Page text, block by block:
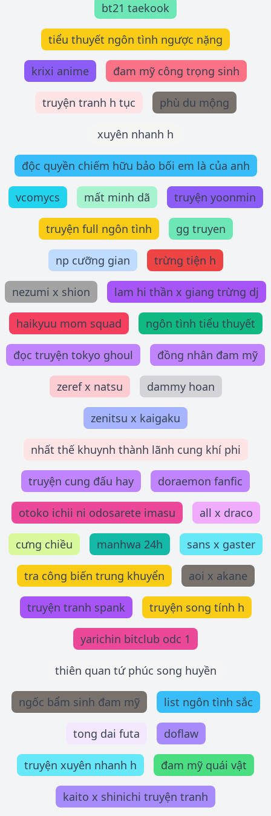
bt21 taekook
tiểu thuyết ngôn tình ngược nặng
krixi anime đam mỹ công trọng sinh
truyện tranh h tục phù du mộng
xuyên nhanh h
độc quyền chiếm hữu bảo bối em là của anh
vcomycs mất minh dã truyện yoonmin
truyện full ngôn tình gg truyen
np cưỡng gian trừng tiện h
nezumi x shion lam hi thần x giang trừng dj
haikyuu mom squad ngôn tình tiểu thuyết
đọc truyện tokyo ghoul đồng nhân đam mỹ
zeref x natsu dammy hoan
zenitsu x kaigaku
nhất thế khuynh thành lãnh cung khí phi
truyện cung đấu hay doraemon fanfic
otoko ichii ni odosarete imasu all x draco
cưng chiều manhwa 24h sans x gaster
tra công biến trung khuyển aoi x akane
truyện tranh spank truyện song tính h
yarichin bitclub odc 1
thiên quan tứ phúc song huyền
ngốc bẩm sinh đam mỹ list ngôn tình sắc
tong dai futa doflaw
truyện xuyên nhanh h đam mỹ quái vật
kaito x shinichi truyện tranh